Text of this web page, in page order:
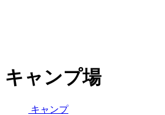
キャンプ場
キャンプ